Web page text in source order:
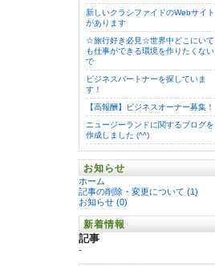
新しいクラシファイドのWebサイト
があります
☆旅行好き必見☆世界中どこにいて
も仕事ができる環境を作りたくない
で
ビジネスパートナーを探していま
す！
【高報酬】ビジネスオーナー募集！
ニュージーランドに関するブログを
作成しました (^^)
お知らせ
ホーム
記事の削除・変更について (1)
お知らせ (0)
新着情報
記事
-